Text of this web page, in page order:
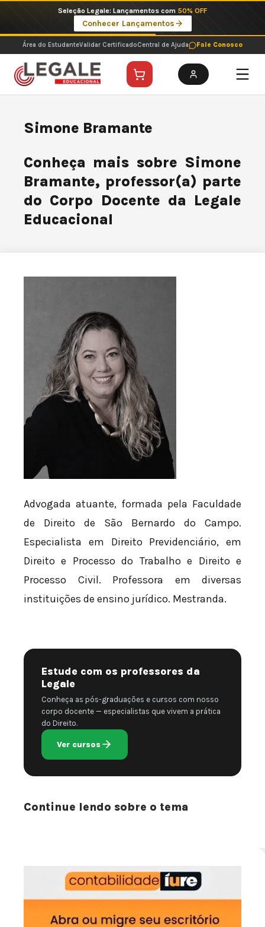
o
conteúdo
Seleção Legale: Lançamentos com 50% OFF
Conhecer Lançamentos
Área do EstudanteValidar CertificadoCentral de Ajuda Fale Conosco
Simone Bramante
Conheça mais sobre Simone
Bramante, professor(a) parte
do Corpo Docente da Legale
Educacional
Advogada atuante, formada pela Faculdade
de Direito de São Bernardo do Campo.
Especialista em Direito Previdenciário, em
Direito e Processo do Trabalho e Direito e
Processo Civil. Professora em diversas
instituições de ensino jurídico. Mestranda.
Estude com os professores da
Legale
Conheça as pós-graduações e cursos com nosso
corpo docente — especialistas que vivem a prática
do Direito.
Ver cursos
Continue lendo sobre o tema